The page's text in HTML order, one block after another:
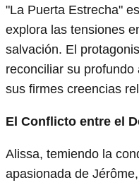
"La Puerta Estrecha"
explora las tensiones
salvación. El
reconciliar su
sus firmes creencias
El Conflicto entre el
Alissa, temiendo la
apasionada de